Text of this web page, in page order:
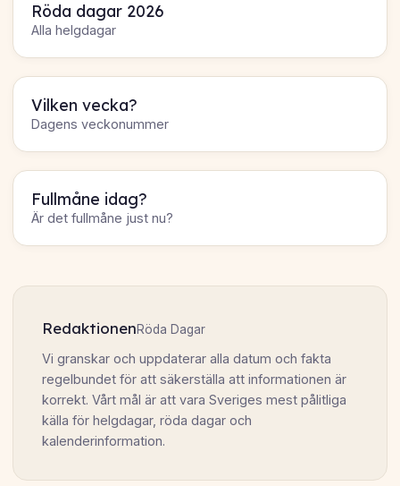
Röda dagar 2026
Alla helgdagar
Vilken vecka?
Dagens veckonummer
Fullmåne idag?
Är det fullmåne just nu?
RedaktionenRöda Dagar
Vi granskar och uppdaterar alla datum och fakta
regelbundet för att säkerställa att informationen är
korrekt. Vårt mål är att vara Sveriges mest pålitliga
källa för helgdagar, röda dagar och
kalenderinformation.